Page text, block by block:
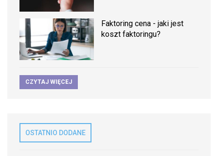
Faktoring cena - jaki jest
koszt faktoringu?
CZYTAJ WIĘCEJ
OSTATNIO DODANE